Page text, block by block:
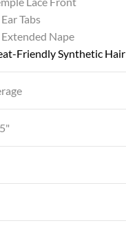
Tabs
Nape
Friendly Synthetic Hair